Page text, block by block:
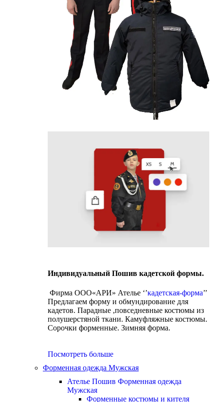
Индивидуальный Пошив кадетской формы.
Фирма ООО«АРИ» Ателье ‘’кадетская-форма’’
Предлагаем форму и обмундирование для
кадетов. Парадные ,повседневные костюмы из
полушерстяной ткани. Камуфляжные костюмы.
Сорочки форменные. Зимняя форма.
Посмотреть больше
Форменная одежда Мужская
Ателье Пошив Форменная одежда
Мужская
Форменные костюмы и кителя